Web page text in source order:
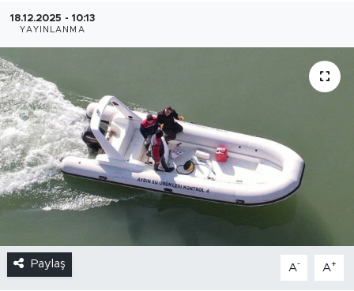
18.12.2025 - 10:13
YAYINLANMA
Paylaş A- A+